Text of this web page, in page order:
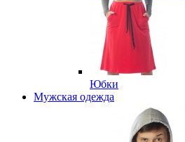
Юбки
Мужская одежда